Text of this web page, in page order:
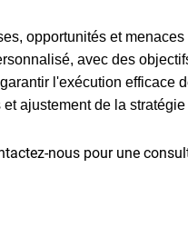
opportunités et
avec des
l'exécution efficace
ajustement de la
nous pour une